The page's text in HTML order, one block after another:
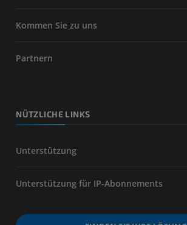
Kommen Sie zu uns
Partnern
NÜTZLICHE LINKS
Unterstützung
Unterstützung für IP-Abonnements